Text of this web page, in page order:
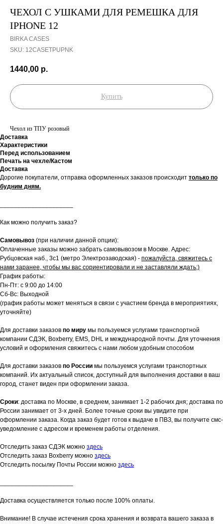
ЧЕХОЛ С УШКАМИ ДЛЯ РЕМЕШКА ДЛЯ
IPHONE 12
BIRKA CASES
SKU: 12CASETPUPNK
1440,00 р.
Купить
Чехол из ТПУ розовый
Доставка
Характеристики
Перед использованием
Печать на чехле/Кастом
Доставка
Дорогие покупатели, отправка оформленных заказов происходит только по
будним дням.
Как можно получить заказ?
Самовывоз (при наличии данной опции):
Оплаченные заказы можно забрать самовывозом в Москве. Адрес:
Рубцовская наб., 3с1 (метро Электрозаводская) - пожалуйста, свяжитесь с
нами заранее, чтобы мы вас сориентировали и не заставляли ждать;)
График работы:
Пн-Пт: с 9:00 до 14:00
Сб-Вс: Выходной
(график работы может меняться в связи с участием бренда в мероприятиях,
уточняйте)
Для доставки заказов по миру мы пользуемся услугами транспортной
компании СДЭК, Boxberry, EMS, DHL и международной почты. Для уточнения
условий и оформления свяжитесь с нами любом удобным способом
Для доставки заказов по России мы пользуемся услугами транспортных
компаний. Их актуальный список, доступный для выполнения доставки в ваш
город, станет виден при оформлении заказа.
Сроки: доставка по Москве, в среднем, занимает 1-2 рабочих дня; доставка по
России занимает от 3-х дней. Более точные сроки вы увидите при
оформлении заказа. Когда заказ будет готов к выдаче в ПВЗ, вы получите смс-
уведомление с адресом и временем работы отделения.
Отследить заказ СДЭК можно здесь
Отследить заказ Boxberry можно здесь
Отследить посылку Почты России можно здесь
Доставка осуществляется только после 100% оплаты.
Внимание! В случае истечения срока хранения и возврата вашего заказа в